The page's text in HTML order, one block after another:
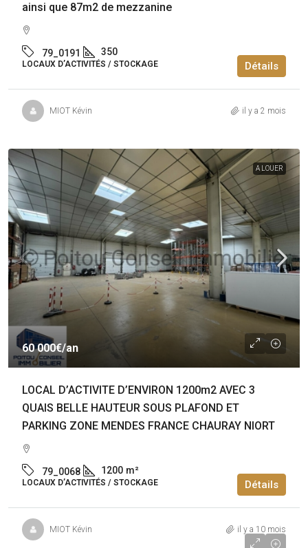
ainsi que 87m2 de mezzanine
79_0191 350
LOCAUX D’ACTIVITÉS / STOCKAGE Détails
MIOT Kévin il y a 2 mois
A LOUER
60 000€/an
LOCAL D’ACTIVITE D’ENVIRON 1200m2 AVEC 3
QUAIS BELLE HAUTEUR SOUS PLAFOND ET
PARKING ZONE MENDES FRANCE CHAURAY NIORT
79_0068 1200 m²
LOCAUX D’ACTIVITÉS / STOCKAGE Détails
MIOT Kévin il y a 10 mois